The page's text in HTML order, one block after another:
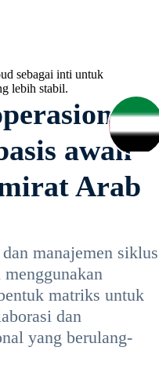
awan
Arab
manajemen siklus
matriks untuk
dan
yang berulang-